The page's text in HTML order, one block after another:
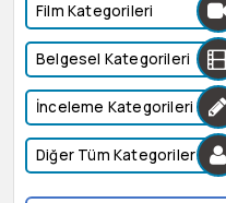
Film Kategorileri
Belgesel Kategorileri
İnceleme Kategorileri
Diğer Tüm Kategoriler